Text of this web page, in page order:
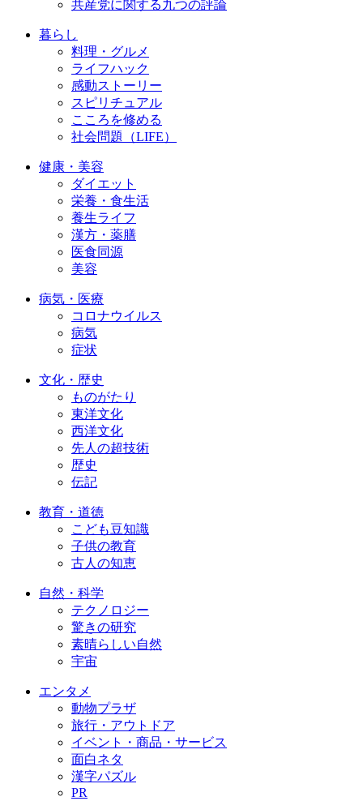
共産党に関する九つの評論
暮らし
料理・グルメ
ライフハック
感動ストーリー
スピリチュアル
こころを修める
社会問題（LIFE）
健康・美容
ダイエット
栄養・食生活
養生ライフ
漢方・薬膳
医食同源
美容
病気・医療
コロナウイルス
病気
症状
文化・歴史
ものがたり
東洋文化
西洋文化
先人の超技術
歴史
伝記
教育・道徳
こども豆知識
子供の教育
古人の知恵
自然・科学
テクノロジー
驚きの研究
素晴らしい自然
宇宙
エンタメ
動物プラザ
旅行・アウトドア
イベント・商品・サービス
面白ネタ
漢字パズル
PR